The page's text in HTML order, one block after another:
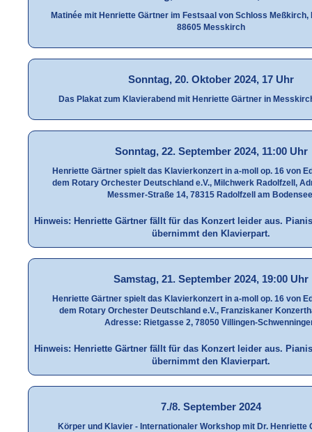
Matinée mit Henriette Gärtner im Festsaal von Schloss
88605 Messkirch
Sonntag, 20. Oktober 2024, 17 Uhr
Das Plakat zum Klavierabend mit Henriette Gärtner in
Sonntag, 22. September 2024, 11:00 Uhr
Henriette Gärtner spielt das Klavierkonzert in a-moll op. 16 von
dem Rotary Orchester Deutschland e.V., Milchwerk Radolfzell,
Messmer-Straße 14, 78315 Radolfzell am
Hinweis: Henriette Gärtner fällt für das Konzert leider aus.
übernimmt den Klavierpart.
Samstag, 21. September 2024, 19:00 Uhr
Henriette Gärtner spielt das Klavierkonzert in a-moll op. 16 von
dem Rotary Orchester Deutschland e.V., Franziskaner
Adresse: Rietgasse 2, 78050 Villingen-
Hinweis: Henriette Gärtner fällt für das Konzert leider aus.
übernimmt den Klavierpart.
7./8. September 2024
Körper und Klavier - Internationaler Workshop mit Dr. Henriette